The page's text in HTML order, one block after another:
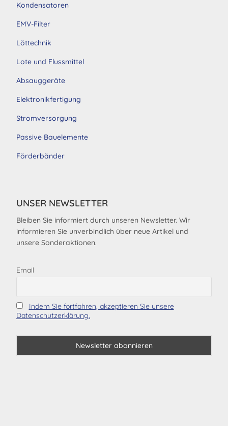
Kondensatoren
EMV-Filter
Löttechnik
Lote und Flussmittel
Absauggeräte
Elektronikfertigung
Stromversorgung
Passive Bauelemente
Förderbänder
UNSER NEWSLETTER
Bleiben Sie informiert durch unseren Newsletter. Wir
informieren Sie unverbindlich über neue Artikel und
unsere Sonderaktionen.
Email
Indem Sie fortfahren, akzeptieren Sie unsere
Datenschutzerklärung.